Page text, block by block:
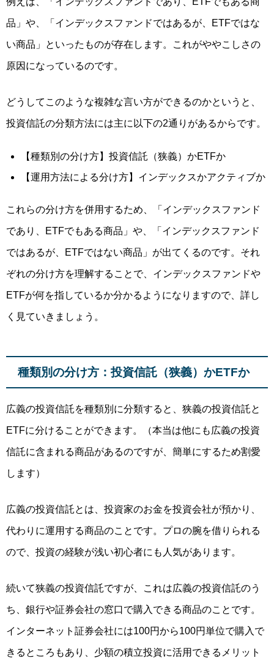
品」や、「インデックスファンドではあるが、ETFではな
い商品」といったものが存在します。これがややこしさの
原因になっているのです。
どうしてこのような複雑な言い方ができるのかというと、
投資信託の分類方法には主に以下の2通りがあるからです。
【種類別の分け方】投資信託（狭義）かETFか
【運用方法による分け方】インデックスかアクティブか
これらの分け方を併用するため、「インデックスファンド
であり、ETFでもある商品」や、「インデックスファンド
ではあるが、ETFではない商品」が出てくるのです。それ
ぞれの分け方を理解することで、インデックスファンドや
ETFが何を指しているか分かるようになりますので、詳し
く見ていきましょう。
種類別の分け方：投資信託（狭義）かETFか
広義の投資信託を種類別に分類すると、狭義の投資信託と
ETFに分けることができます。（本当は他にも広義の投資
信託に含まれる商品があるのですが、簡単にするため割愛
します）
広義の投資信託とは、投資家のお金を投資会社が預かり、
代わりに運用する商品のことです 。プロの腕を借りられる
ので、投資の経験が浅い初心者にも人気があります。
続いて狭義の投資信託ですが、これは広義の投資信託のう
ち、 銀行や証券会社の窓口で購入できる商品のことです。
インターネット証券会社には100円から100円単位で購入で
きるところもあり、少額の積立投資に活用できるメリット